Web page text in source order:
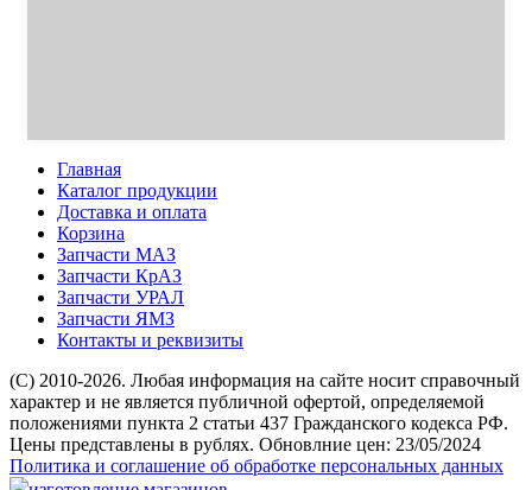
Главная
Каталог продукции
Доставка и оплата
Корзина
Запчасти МАЗ
Запчасти КрАЗ
Запчасти УРАЛ
Запчасти ЯМЗ
Контакты и реквизиты
(C) 2010-2026. Любая информация на сайте носит справочный
характер и не является публичной офертой, определяемой
положениями пункта 2 статьи 437 Гражданского кодекса РФ.
Цены представлены в рублях. Обновлние цен: 23/05/2024
Политика и соглашение об обработке персональных данных